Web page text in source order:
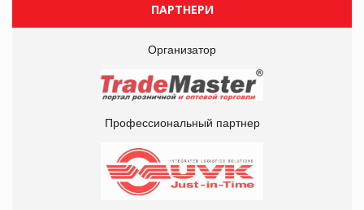
ПАРТНЕРИ
Организатор
Профессиональный партнер